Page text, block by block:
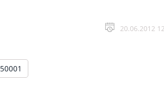
20.06.2012